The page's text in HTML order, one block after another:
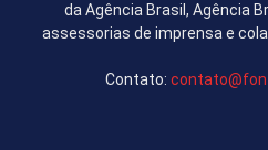
da Agência Brasil, Agência
assessorias de imprensa e
Contato: